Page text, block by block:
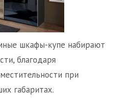
шкафы-купе набирают
благодаря
при
габаритах.